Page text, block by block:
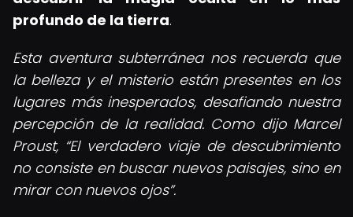
profundo de la tierra.
Esta aventura subterránea nos recuerda que
la belleza y el misterio están presentes en los
lugares más inesperados, desafiando nuestra
percepción de la realidad. Como dijo Marcel
Proust, El verdadero viaje de descubrimiento
no consiste en buscar nuevos paisajes, sino en
mirar con nuevos ojos .